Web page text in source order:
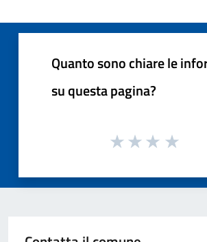
Quanto sono chiare le
su questa pagina?